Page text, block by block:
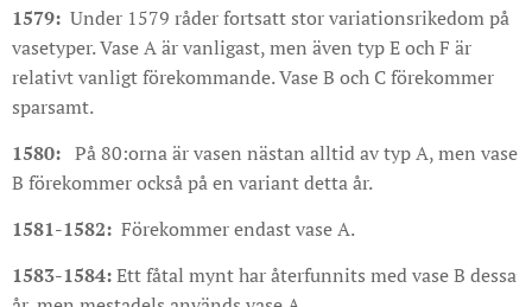
1579: Under 1579 råder fortsatt stor variationsrikedom på
vasetyper. Vase A är vanligast, men även typ E och F är
relativt vanligt förekommande. Vase B och C förekommer
sparsamt.
1580: På 80:orna är vasen nästan alltid av typ A, men vase
B förekommer också på en variant detta år.
1581-1582: Förekommer endast vase A.
1583-1584:Ett fåtal mynt har återfunnits med vase B dessa